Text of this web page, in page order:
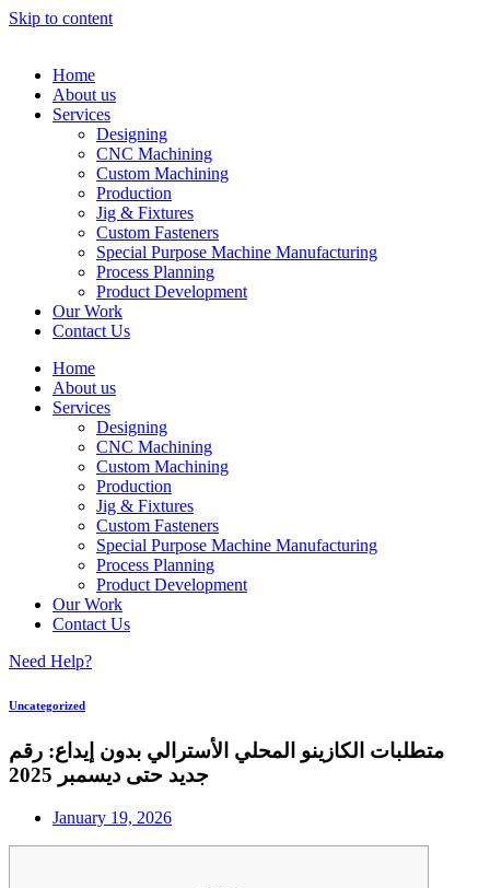
Skip to content
Home
About us
Services
Designing
CNC Machining
Custom Machining
Production
Jig & Fixtures
Custom Fasteners
Special Purpose Machine Manufacturing
Process Planning
Product Development
Our Work
Contact Us
Home
About us
Services
Designing
CNC Machining
Custom Machining
Production
Jig & Fixtures
Custom Fasteners
Special Purpose Machine Manufacturing
Process Planning
Product Development
Our Work
Contact Us
Need Help?
Uncategorized
متطلبات الكازينو المحلي الأسترالي بدون إيداع: رقم
جديد حتى ديسمبر 2025
January 19, 2026